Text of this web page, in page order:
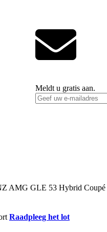
Meldt u gratis aan.
Raadpleeg het lot